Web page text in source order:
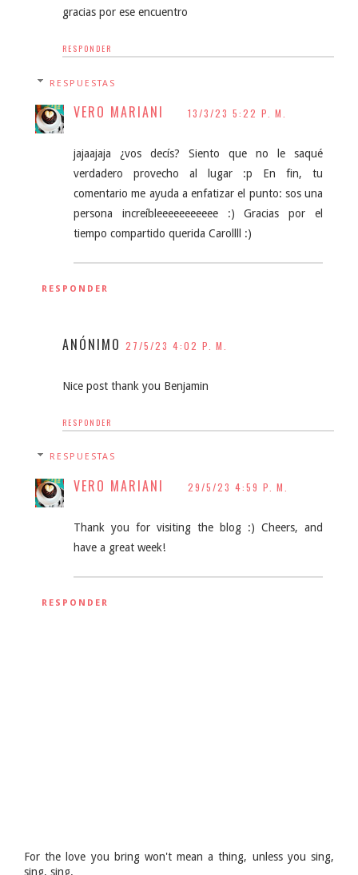
gracias por ese encuentro
RESPONDER
RESPUESTAS
VERO MARIANI 13/3/23 5:22 P. M.
jajaajaja ¿vos decís? Siento que no le saqué
verdadero provecho al lugar :p En fin, tu
comentario me ayuda a enfatizar el punto: sos una
persona increíbleeeeeeeeeee :) Gracias por el
tiempo compartido querida Carollll :)
RESPONDER
ANÓNIMO 27/5/23 4:02 P. M.
Nice post thank you Benjamin
RESPONDER
RESPUESTAS
VERO MARIANI 29/5/23 4:59 P. M.
Thank you for visiting the blog :) Cheers, and
have a great week!
RESPONDER
For the love you bring won't mean a thing, unless you sing,
sing, sing.